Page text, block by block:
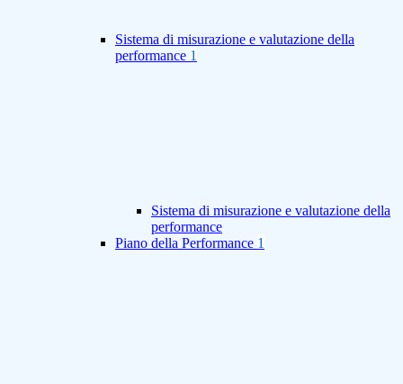
Sistema di misurazione e valutazione della
performance 1
Sistema di misurazione e valutazione della
performance
Piano della Performance 1